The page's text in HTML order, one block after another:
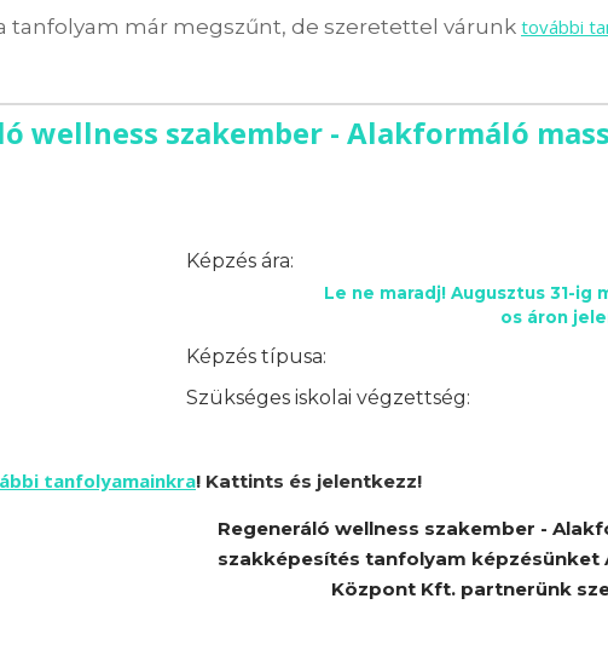
tanfolyam már megszűnt, de szeretettel várunk további
wellness szakember - Alakformáló
Képzés ára:
Le ne maradj! Augusztus 31-ig
os áron
Képzés típusa:
Szükséges iskolai végzettség:
tanfolyamainkra! Kattints és jelentkezz!
Regeneráló wellness szakember -
szakképesítés tanfolyam képzésünket
Központ Kft. partnerünk